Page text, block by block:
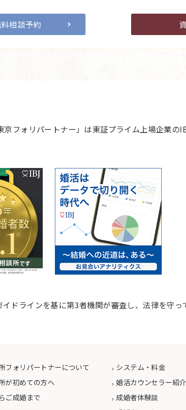
相談予約
京フォリパートナー」は東証プライム上場企業の
ドラインを基に第3者機関が審査し、法律を守
フォリパートナーについて
が初めての方へ
ご成婚まで
システム・料金
婚活カウンセラー紹介
成婚者体験談